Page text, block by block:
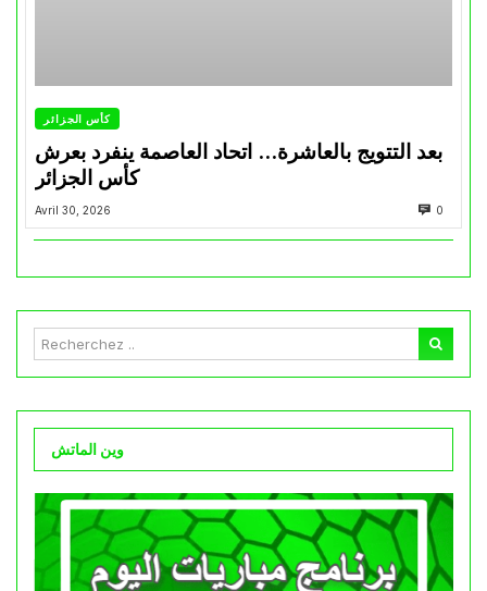
كأس الجزائر
بعد التتويج بالعاشرة… اتحاد العاصمة ينفرد بعرش
كأس الجزائر
Avril 30, 2026 0
وين الماتش